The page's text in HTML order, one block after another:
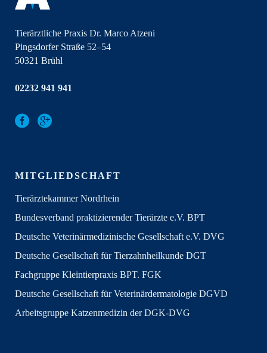
Tierärztliche Praxis Dr. Marco Atzeni
Pingsdorfer Straße 52–54
50321 Brühl
02232 941 941
MITGLIEDSCHAFT
Tierärztekammer Nordrhein
Bundesverband praktizierender Tierärzte e.V. BPT
Deutsche Veterinärmedizinische Gesellschaft e.V. DVG
Deutsche Gesellschaft für Tierzahnheilkunde DGT
Fachgruppe Kleintierpraxis BPT. FGK
Deutsche Gesellschaft für Veterinärdermatologie DGVD
Arbeitsgruppe Katzenmedizin der DGK-DVG